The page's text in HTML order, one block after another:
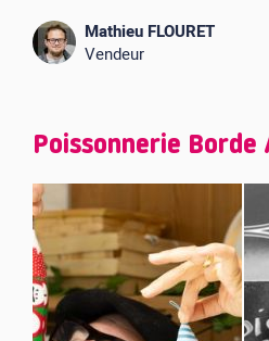
Mathieu FLOURET
Vendeur
Poissonnerie